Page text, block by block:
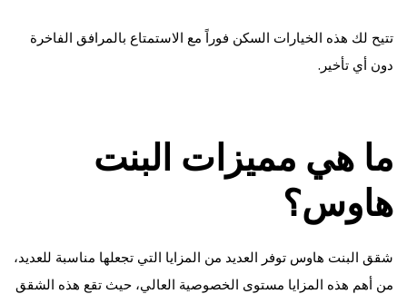
تتيح لك هذه الخيارات السكن فوراً مع الاستمتاع بالمرافق الفاخرة
دون أي تأخير.
ما هي مميزات البنت
هاوس؟
شقق البنت هاوس توفر العديد من المزايا التي تجعلها مناسبة للعديد،
من أهم هذه المزايا مستوى الخصوصية العالي، حيث تقع هذه الشقق